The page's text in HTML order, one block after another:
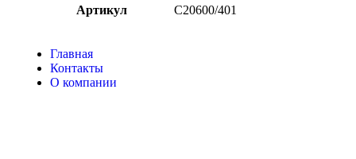
Артикул
C20600/401
Главная
Контакты
О компании